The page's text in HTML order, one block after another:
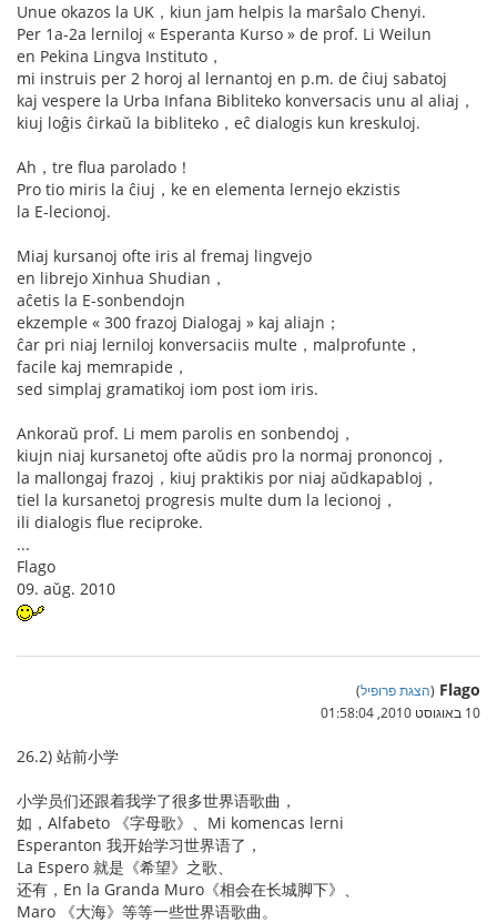
Unue okazos la UK，kiun jam helpis la marŝalo Chenyi.
Per 1a-2a lerniloj « Esperanta Kurso » de prof. Li Weilun
en Pekina Lingva Instituto，
mi instruis per 2 horoj al lernantoj en p.m. de ĉiuj sabatoj
kaj vespere la Urba Infana Bibliteko konversacis unu al aliaj，
kiuj loĝis ĉirkaŭ la bibliteko，eĉ dialogis kun kreskuloj.
Ah，tre flua parolado！
Pro tio miris la ĉiuj，ke en elementa lernejo ekzistis
la E-lecionoj.
Miaj kursanoj ofte iris al fremaj lingvejo
en librejo Xinhua Shudian，
aĉetis la E-sonbendojn
ekzemple « 300 frazoj Dialogaj » kaj aliajn；
ĉar pri niaj lerniloj konversaciis multe，malprofunte，
facile kaj memrapide，
sed simplaj gramatikoj iom post iom iris.
Ankoraŭ prof. Li mem parolis en sonbendoj，
kiujn niaj kursanetoj ofte aŭdis pro la normaj prononcoj，
la mallongaj frazoj，kiuj praktikis por niaj aŭdkapabloj，
tiel la kursanetoj progresis multe dum la lecionoj，
ili dialogis flue reciproke.
...
Flago
09. aŭg. 2010
Flago
(הצגת פרופיל)
10 באוגוסט 2010, 01:58:04
26.2) 站前小学
小学员们还跟着我学了很多世界语歌曲，
如，Alfabeto 《字母歌》、Mi komencas lerni
Esperanton 我开始学习世界语了，
La Espero 就是《希望》之歌、
还有，En la Granda Muro《相会在长城脚下》、
Maro 《大海》等等一些世界语歌曲。